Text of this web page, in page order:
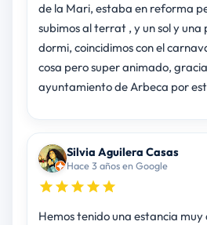
de la Mari, estaba en reforma
subimos al terrat , y un sol y una
dormi, coincidimos con el
cosa pero super animado,
ayuntamiento de Arbeca por
Silvia Aguilera Casas
Hace 3 años en Google
Hemos tenido una estancia